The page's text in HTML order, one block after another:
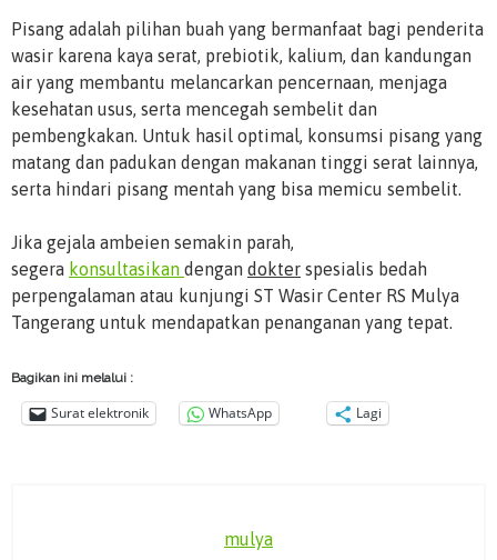
Pisang adalah pilihan buah yang bermanfaat bagi penderita
wasir karena kaya serat, prebiotik, kalium, dan kandungan
air yang membantu melancarkan pencernaan, menjaga
kesehatan usus, serta mencegah sembelit dan
pembengkakan. Untuk hasil optimal, konsumsi pisang yang
matang dan padukan dengan makanan tinggi serat lainnya,
serta hindari pisang mentah yang bisa memicu sembelit.
Jika gejala ambeien semakin parah,
segera konsultasikan dengan dokter spesialis bedah
perpengalaman atau kunjungi ST Wasir Center RS Mulya
Tangerang untuk mendapatkan penanganan yang tepat.
Bagikan ini melalui :
Surat elektronik WhatsApp Lagi
mulya